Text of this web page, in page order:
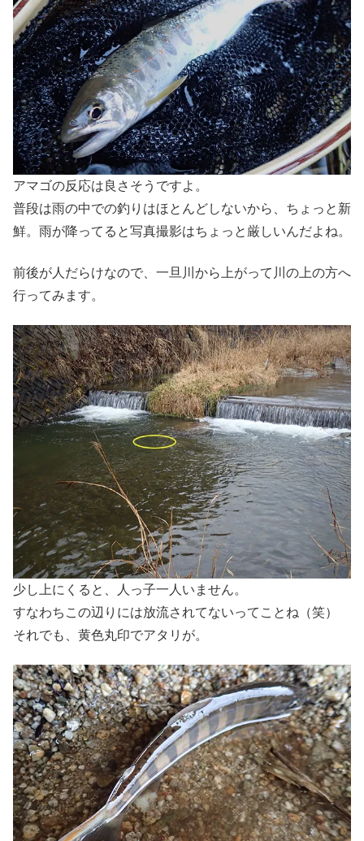
アマゴの反応は良さそうですよ。
普段は雨の中での釣りはほとんどしないから、ちょっと新
鮮。雨が降ってると写真撮影はちょっと厳しいんだよね。
前後が人だらけなので、一旦川から上がって川の上の方へ
行ってみます。
少し上にくると、人っ子一人いません。
すなわちこの辺りには放流されてないってことね（笑）
それでも、黄色丸印でアタリが。